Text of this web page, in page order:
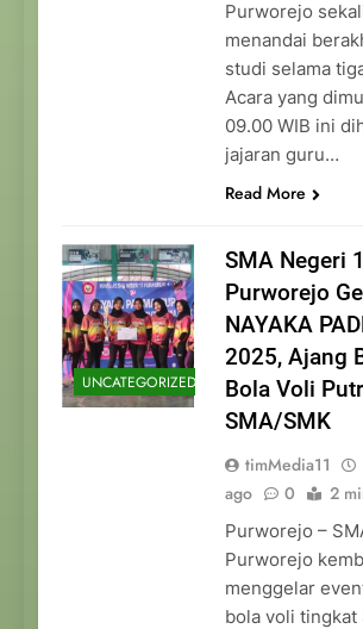
Purworejo
menandai
studi selama
Acara yang
09.00 WIB ini
jajaran guru…
Read More
UNCATEGORIZED
SMA Negeri
Purworejo
NAYAKA
2025, Ajang
Bola Voli
SMA/SMK
timMedia11
ago
0 2
Purworejo –
Purworejo
menggelar
bola voli tingkat